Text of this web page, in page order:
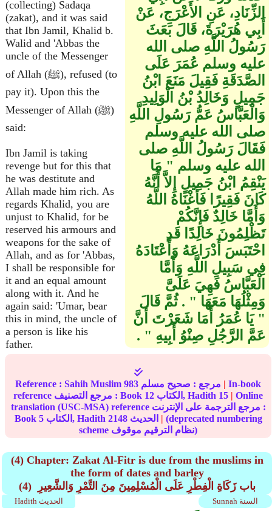
(collecting) Sadaqa
(zakat), and it was said
that Ibn Jamil, Khalid b.
Walid and 'Abbas the
uncle of the Messenger
of Allah (ﷺ), refused (to
pay it). Upon this the
Messenger of Allah (ﷺ)
said:
Ibn Jamil is taking
revenge but for this that
he was destitute and
Allah made him rich. As
regards Khalid, you are
unjust to Khalid, for be
reserved his armours and
weapons for the sake of
Allah, and as for 'Abbas,
I shall be responsible for
it and an equal amount
along with it. And he
again said: 'Umar, bear
this in mind, the uncle of
a person is like his
father.
الزِّنَادِ، عَنِ الأَعْرَجِ، عَنْ
أَبِي هُرَيْرَةَ، قَالَ بَعَثَ
رَسُولُ اللَّهِ صلى الله
عليه وسلم عُمَرَ عَلَى
الصَّدَقَةِ فَقِيلَ مَنَعَ ابْنُ
جَمِيلٍ وَخَالِدُ بْنُ الْوَلِيدِ
وَالْعَبَّاسُ عَمُّ رَسُولِ اللَّهِ
صلى الله عليه وسلم
فَقَالَ رَسُولُ اللَّهِ صلى
الله عليه وسلم ‏"‏ مَا
يَنْقِمُ ابْنُ جَمِيلٍ إِلاَّ أَنَّهُ
كَانَ فَقِيرًا فَأَغْنَاهُ اللَّهُ
وَأَمَّا خَالِدٌ فَإِنَّكُمْ
تَظْلِمُونَ خَالِدًا قَدِ
احْتَبَسَ أَدْرَاعَهُ وَأَعْتَادَهُ
فِي سَبِيلِ اللَّهِ وَأَمَّا
الْعَبَّاسُ فَهِيَ عَلَىَّ
وَمِثْلُهَا مَعَهَا ‏"‏ ‏.‏ ثُمَّ قَالَ
‏"‏ يَا عُمَرُ أَمَا شَعَرْتَ أَنَّ
عَمَّ الرَّجُلِ صِنْوُ أَبِيهِ ‏"‏ ‏.‏
Reference : Sahih Muslim 983 مرجع : صحيح مسلم | In-book
reference مرجع التصنيف : Book 12 الكتاب, Hadith 15 | Online
translation (USC-MSA) reference مرجع الترجمة على الإنترنت :
Book 5 الكتاب, Hadith 2148 | (deprecated numbering
scheme نظام الترقيم موقوف)
(4) Chapter: Zakat Al-Fitr is due from the muslims in
the form of dates and barley
(4) باب زَكَاةِ الْفِطْرِ عَلَى الْمُسْلِمِينَ مِنَ التَّمْرِ وَالشَّعِيرِ ‏‏
Sunnah السنة Hadith الحديث